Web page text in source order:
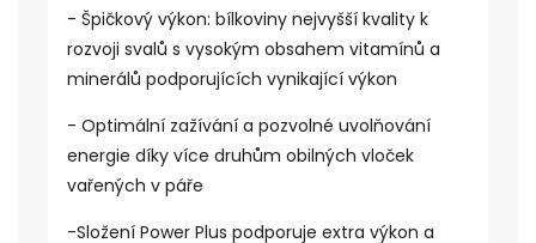
- Špičkový výkon: bílkoviny nejvyšší kvality k
rozvoji svalů s vysokým obsahem vitamínů a
minerálů podporujících vynikající výkon
- Optimální zažívání a pozvolné uvolňování
energie díky více druhům obilných vloček
vařených v páře
-Složení Power Plus podporuje extra výkon a